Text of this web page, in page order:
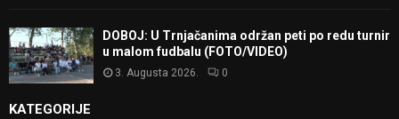
DOBOJ: U Trnjačanima održan peti po redu turnir
u malom fudbalu (FOTO/VIDEO)
3. Augusta 2026. 0
KATEGORIJE